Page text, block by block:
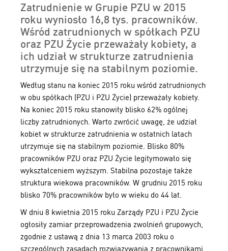
Zatrudnienie w Grupie PZU w 2015
roku wyniosło 16,8 tys. pracowników.
Wśród zatrudnionych w spółkach PZU
oraz PZU Życie przeważały kobiety, a
ich udział w strukturze zatrudnienia
utrzymuje się na stabilnym poziomie.
Według stanu na koniec 2015 roku wśród zatrudnionych
w obu spółkach (PZU i PZU Życie) przeważały kobiety.
Na koniec 2015 roku stanowiły blisko 62% ogólnej
liczby zatrudnionych. Warto zwrócić uwagę, że udział
kobiet w strukturze zatrudnienia w ostatnich latach
utrzymuje się na stabilnym poziomie. Blisko 80%
pracowników PZU oraz PZU Życie legitymowało się
wykształceniem wyższym. Stabilna pozostaje także
struktura wiekowa pracowników. W grudniu 2015 roku
blisko 70% pracowników było w wieku do 44 lat.
W dniu 8 kwietnia 2015 roku Zarządy PZU i PZU Życie
ogłosiły zamiar przeprowadzenia zwolnień grupowych,
zgodnie z ustawą z dnia 13 marca 2003 roku o
szczególnych zasadach rozwiązywania z pracownikami